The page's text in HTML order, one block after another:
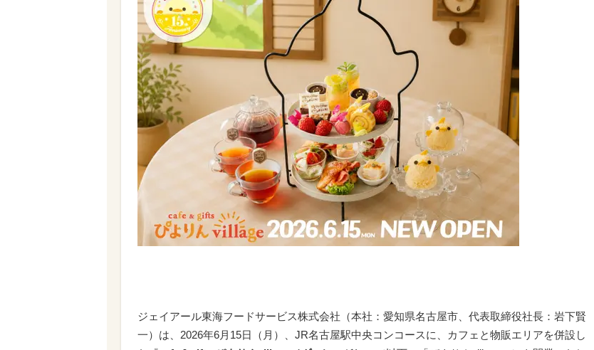
ジェイアール東海フードサービス株式会社（本社：愛知県名古屋市、代表取締役社長：岩下賢
一）は、2026年6月15日（月）、JR名古屋駅中央コンコースに、カフェと物販エリアを併設し